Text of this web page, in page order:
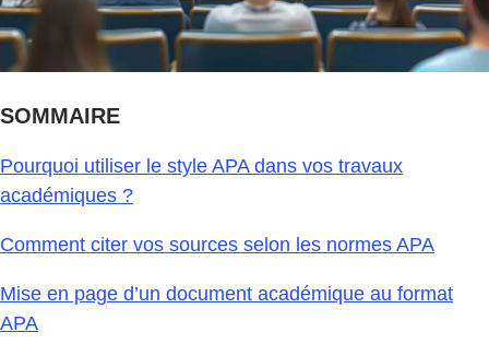
SOMMAIRE
Pourquoi utiliser le style APA dans vos travaux
académiques ?
Comment citer vos sources selon les normes APA
Mise en page d’un document académique au format
APA